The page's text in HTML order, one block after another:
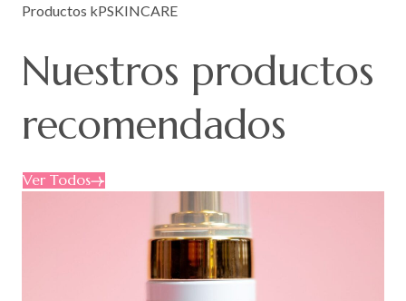
Productos kPSKINCARE
Nuestros productos
recomendados
Ver Todos